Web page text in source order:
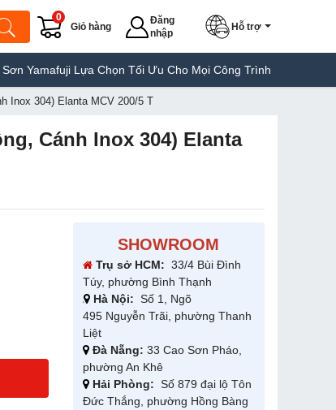
Giỏ hàng
0
Đăng
nhập
Hỗ trợ
Lựa Chọn Tối Ưu Cho Mọi Công Trình Máy Hàn Túi
Inox 304) Elanta MCV 200/5 T
Cánh Inox 304) Elanta
SHOWROOM
Trụ sở HCM: 33/4 Bùi Đình
Túy, phường Bình Thạnh
Hà Nội: Số 1, Ngõ
495 Nguyễn Trãi, phường Thanh
Liệt
Đà Nẵng: 33 Cao Sơn Pháo,
phường An Khê
Hải Phòng: Số 879 đại lộ Tôn
Đức Thắng, phường Hồng Bàng